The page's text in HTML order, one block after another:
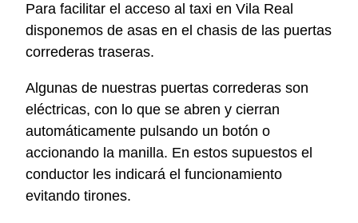
Para facilitar el acceso al taxi en Vila Real
disponemos de asas en el chasis de las puertas
correderas traseras.
Algunas de nuestras puertas correderas son
eléctricas, con lo que se abren y cierran
automáticamente pulsando un botón o
accionando la manilla. En estos supuestos el
conductor les indicará el funcionamiento
evitando tirones.